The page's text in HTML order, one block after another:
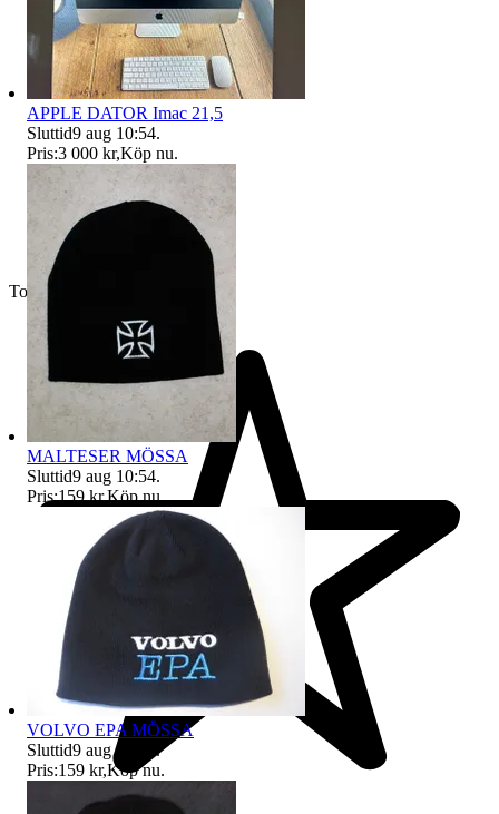
Toppsäljare
APPLE DATOR Imac 21,5
Sluttid9 aug 10:54.
Pris:3 000 kr,Köp nu.
MALTESER MÖSSA
Sluttid9 aug 10:54.
Pris:159 kr,Köp nu.
VOLVO EPA MÖSSA
Sluttid9 aug 10:54
.
Pris:159 kr,Köp nu.